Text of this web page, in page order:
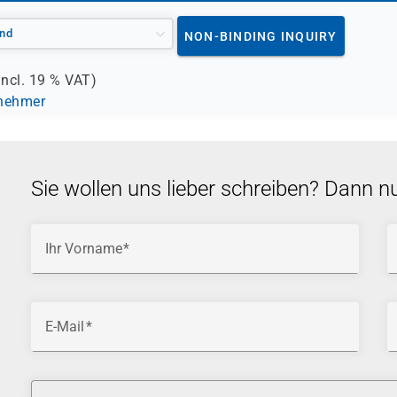
NON-BINDING INQUIRY
19 % VAT)
Sie wollen uns lieber schreiben? Dann
Ihr Vorname
E-Mail